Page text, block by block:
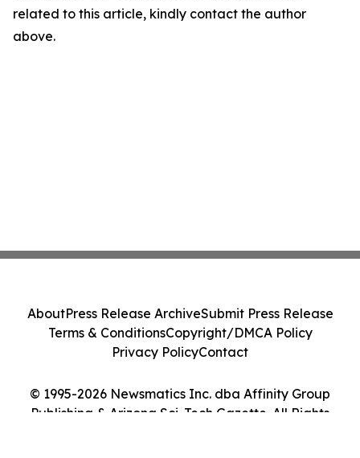
related to this article, kindly contact the author
above.
© 1995-2026 Newsmatics Inc. dba Affinity Group
Publishing & Arizona Sci-Tech Gazette. All Rights
AboutPress Release ArchiveSubmit Press Release
Terms & ConditionsCopyright/DMCA Policy
Privacy PolicyContact